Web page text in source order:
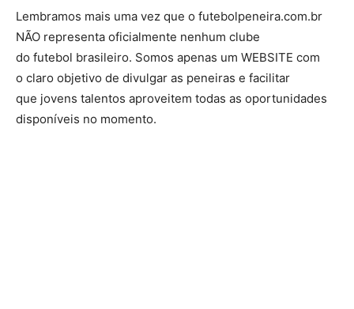
Lembramos mais uma vez que o futebolpeneira.com.br
NÃO representa oficialmente nenhum clube
do futebol brasileiro. Somos apenas um WEBSITE com
o claro objetivo de divulgar as peneiras e facilitar
que jovens talentos aproveitem todas as oportunidades
disponíveis no momento.